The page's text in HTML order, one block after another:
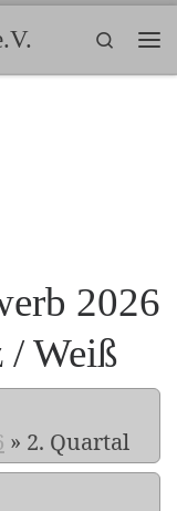
Search
2026
/ Weiß
» 2. Quartal